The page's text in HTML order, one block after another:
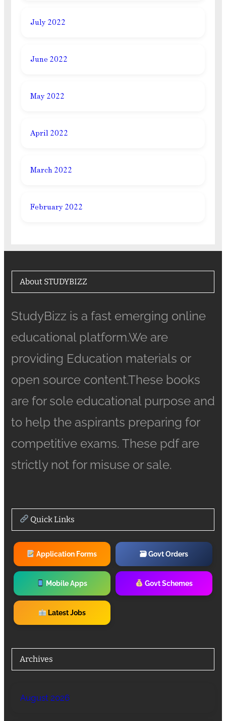
July 2022
June 2022
May 2022
April 2022
March 2022
February 2022
About STUDYBIZZ
StudyBizz is a fast emerging online
educational platform.We are
providing Education materials or
open source content.These books
are for sole educational purpose and
to help the aspirants preparing for
competitive exams. These pdf are
strictly not for misuse or sale.
Quick Links
Application Forms 🗃 Govt Orders
Mobile Apps Govt Schemes
Latest Jobs
Archives
August 2026